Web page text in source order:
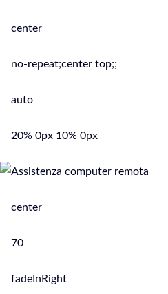
center
no-repeat;center top;;
auto
20% 0px 10% 0px
center
70
fadeInRight